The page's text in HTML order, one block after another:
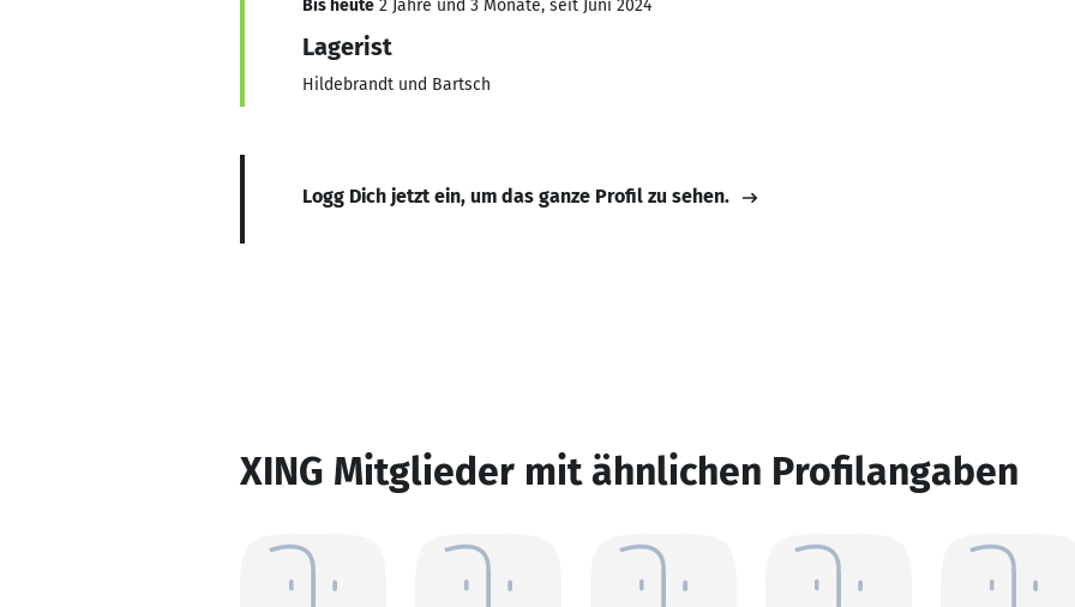
Bis heute 2 Jahre und 3 Monate, seit Juni 2024
Lagerist
Hildebrandt und Bartsch
Logg Dich jetzt ein, um das ganze Profil zu sehen.
XING Mitglieder mit ähnlichen Profilangaben